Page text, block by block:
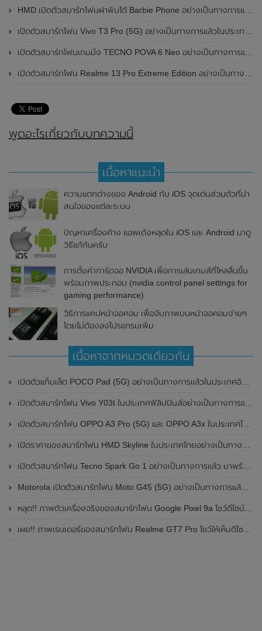
HMD เปิดตัวสมาร์ทโฟนฝาพับได้ Barbie Phone อย่างเป็นทางการแล้ว มาพร้อมธีมสีชมพูสดใส
เปิดตัวสมาร์ทโฟน Vivo T3 Pro (5G) อย่างเป็นทางการแล้วในประเทศอินเดีย
เปิดตัวสมาร์ทโฟนเกมมิ่ง TECNO POVA 6 Neo อย่างเป็นทางการแล้วในประเทศไทย ในราคา 8,499 บาท
เปิดตัวสมาร์ทโฟน Realme 13 Pro Extreme Edition อย่างเป็นทางการแล้วในประเทศจีน
พูดอะไรเกี่ยวกับบทความนี้
เนื้อหาแนะนำ
ความแตกต่างของ Android กับ iOS จุดเด่นส่วนตัวที่น่า
สนใจของแต่ละระบบ
ปัญหาเครื่องค้าง แอพเด้งหลุดใน iOS และ Android มาดู
วิธีแก้กันครับ
การตั้งค่าการ์ดจอ NVIDIA เพื่อการเล่นเกมส์ที่ไหลลื่นขึ้น
พร้อมภาพประกอบ (nvidia control panel settings for
gaming performance)
วิธีการแคปหน้าจอคอม เพื่อจับภาพบนหน้าจอคอมง่ายๆ
โดยไม่ต้องลงโปรแกรมเพิ่ม
เนื้อหาจากหมวดเดียวกัน
เปิดตัวแท็บเล็ต POCO Pad (5G) อย่างเป็นทางการแล้วในประเทศอินเดีย มาพร้อมชิปเซ็ต Snapdragon 7s Gen 2 ของ Qualcomm และรองรับเครือข่าย 5G
เปิดตัวสมาร์ทโฟน Vivo Y03t ในประเทศฟิลิปปินส์อย่างเป็นทางการแล้ว มาพร้อมชิปเซ็ต Unisoc T612 , กล้องหลัง ความละเอียด 13MP , แบตเตอรี่ 5,000mAh และหน้าจอแสดงผล LCD / 90Hz
เปิดตัวสมาร์ทโฟน OPPO A3 Pro (5G) และ OPPO A3x ในประเทศไทยอย่างเป็นทางการแล้ว ในราคาเริ่มต้นเพียง 3,999 บาท
เปิดราคาของสมาร์ทโฟน HMD Skyline ในประเทศไทยอย่างเป็นทางการแล้ว ราคา 14,990 บาท
เปิดตัวสมาร์ทโฟน Tecno Spark Go 1 อย่างเป็นทางการแล้ว มาพร้อมหน้าจอแสดงผล LCD / 120Hz , แบตเตอรี่ 5,000mAh และใช้ชิปเซ็ต Unisoc
Motorola เปิดตัวสมาร์ทโฟน Moto G45 (5G) อย่างเป็นทางการแล้วในอินเดีย
หลุด!! ภาพตัวเครื่องจริงของสมาร์ทโฟน Google Pixel 9a โชว์ดีไซน์ใหม่ กล้องหลังแบนราบ ไม่มีกรอบของกล้องแล้ว
เผย!! ภาพเรนเดอร์ของสมาร์ทโฟน Realme GT7 Pro โชว์ให้เห็นดีไซน์ใหม่ พร้อมเผยรายละเอียดสเปกที่สำคัญบางส่วน